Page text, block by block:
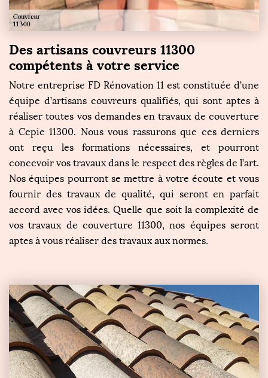
Des artisans couvreurs 11300
compétents à votre service
Notre entreprise FD Rénovation 11 est constituée d’une
équipe d’artisans couvreurs qualifiés, qui sont aptes à
réaliser toutes vos demandes en travaux de couverture
à Cepie 11300. Nous vous rassurons que ces derniers
ont reçu les formations nécessaires, et pourront
concevoir vos travaux dans le respect des règles de l’art.
Nos équipes pourront se mettre à votre écoute et vous
fournir des travaux de qualité, qui seront en parfait
accord avec vos idées. Quelle que soit la complexité de
vos travaux de couverture 11300, nos équipes seront
aptes à vous réaliser des travaux aux normes.